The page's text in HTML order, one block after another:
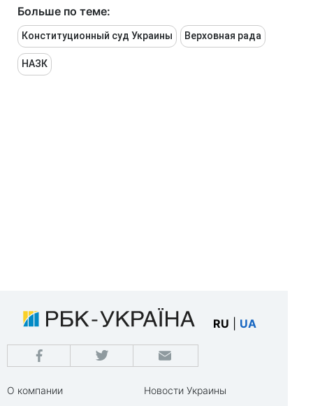
Больше по теме:
Конституционный суд Украины Верховная рада
НАЗК
RU UA
О компании
Новости Украины